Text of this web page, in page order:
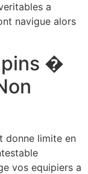
a
navigue alors
�
donne limite en
vos equipiers a